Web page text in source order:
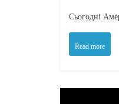
Сьогодні
Read more